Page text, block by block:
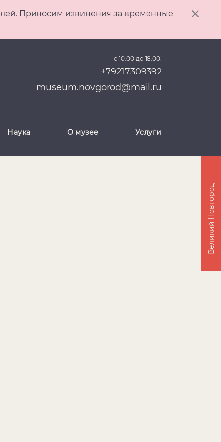
Приносим извинения за временные
с 10.00 до 18.00.
+79217309392
museum.novgorod@mail.ru
Наука О музее Услуги
Великий Новгород